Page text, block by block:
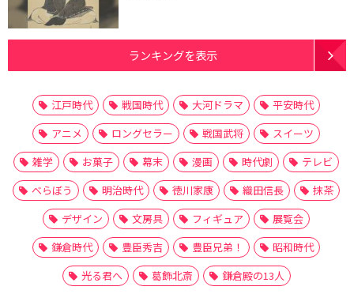
ランキングを表示
江戸時代 戦国時代 大河ドラマ
平安時代
アニメ
ロングセラー 戦国武将
スイーツ
雑学
お菓子 幕末 漫画 時代劇
テレビ
べらぼう
明治時代 徳川家康 織田信長
抹茶
デザイン
文房具 フィギュア
展覧会
鎌倉時代
豊臣秀吉 豊臣兄弟！
昭和時代
光る君へ
葛飾北斎 鎌倉殿の13人